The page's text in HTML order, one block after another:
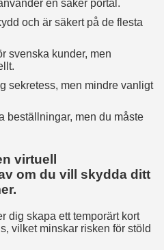
en säker portal.
och är säkert på de flesta
svenska kunder, men
sekretess, men mindre vanligt
beställningar, men du måste
virtuell
om du vill skydda ditt
dig skapa ett temporärt kort
vilket minskar risken för stöld